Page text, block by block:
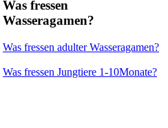
Was fressen
Wasseragamen?
Was fressen adulter Wasseragamen?
Was fressen Jungtiere 1-10Monate?